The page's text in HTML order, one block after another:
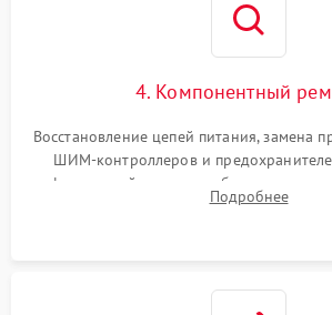
4. Компонентный
Восстановление цепей питания, замена
ШИМ-контроллеров и
инфракрасной станции реболлинг или
чипа и дефектной памяти GDDR.
Подробнее